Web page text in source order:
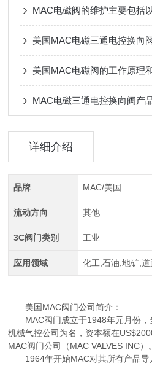
MAC电磁阀的维护主要包括
美国MAC电磁三通电控换向
美国MAC电磁阀的工作原理
MAC电磁三通电控换向阀产
详细介绍
品牌 MAC/美国
流动方向 其他
3C阀门类别 工业
应用领域 化工,石油,地矿,
美国MAC阀门公司简介：
MAC阀门成立于1948年元月份，
机械气控公司为名，资本额在
MAC阀门公司（MAC VALVES INC）。
1964年开始MAC对其所有产品导